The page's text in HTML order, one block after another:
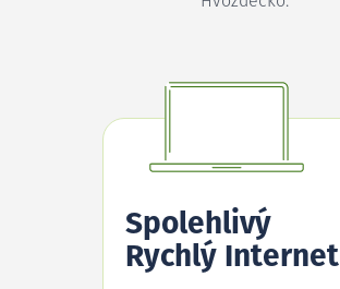
Spolehlivý
Rychlý Internet